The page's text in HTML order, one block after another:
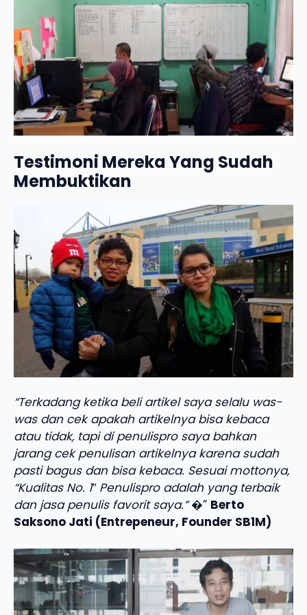
Testimoni Mereka Yang Sudah
Membuktikan
“Terkadang ketika beli artikel saya selalu was-
was dan cek apakah artikelnya bisa kebaca
atau tidak, tapi di penulispro saya bahkan
jarang cek penulisan artikelnya karena sudah
pasti bagus dan bisa kebaca. Sesuai mottonya,
“Kualitas No. 1″ Penulispro adalah yang terbaik
dan jasa penulis favorit saya.”�” Berto
Saksono Jati (Entrepeneur, Founder SB1M)